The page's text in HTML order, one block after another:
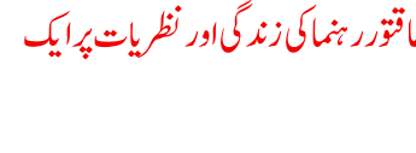
رہنما کی زندگی اور نظریات پر ایک